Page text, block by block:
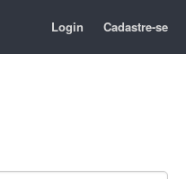
Login Cadastre-se